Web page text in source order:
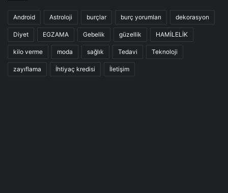
Android Astroloji burçlar burç yorumları dekorasyon
Diyet EGZAMA Gebelik güzellik HAMİLELİK
kilo verme moda sağlık Tedavi Teknoloji
zayıflama İhtiyaç kredisi İletişim